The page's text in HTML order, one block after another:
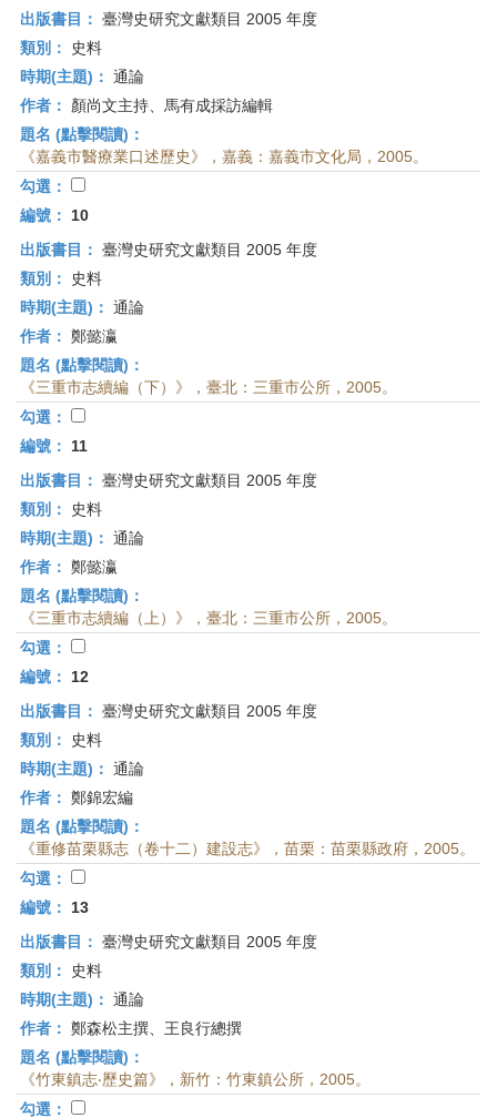
出版書目： 臺灣史研究文獻類目 2005 年度
類別：
史料
時期(主題)： 通論
作者：
顏尚文主持、馬有成採訪編輯
題名 (點擊閱讀)：
《嘉義市醫療業口述歷史》，嘉義：嘉義市文化局，2005。
勾選：
編號：
10
出版書目： 臺灣史研究文獻類目 2005 年度
類別：
史料
時期(主題)： 通論
作者： 鄭懿瀛
題名 (點擊閱讀)：
《三重市志續編（下）》，臺北：三重市公所，2005。
勾選：
編號：
11
出版書目： 臺灣史研究文獻類目 2005 年度
類別：
史料
時期(主題)： 通論
作者： 鄭懿瀛
題名 (點擊閱讀)：
《三重市志續編（上）》，臺北：三重市公所，2005。
勾選：
編號：
12
出版書目： 臺灣史研究文獻類目 2005 年度
類別：
史料
時期(主題)： 通論
作者： 鄭錦宏編
題名 (點擊閱讀)：
《重修苗栗縣志（卷十二）建設志》，苗栗：苗栗縣政府，2005。
勾選：
編號：
13
出版書目： 臺灣史研究文獻類目 2005 年度
類別：
史料
時期(主題)： 通論
作者： 鄭森松主撰、王良行總撰
題名 (點擊閱讀)：
《竹東鎮志‧歷史篇》，新竹：竹東鎮公所，2005。
勾選：